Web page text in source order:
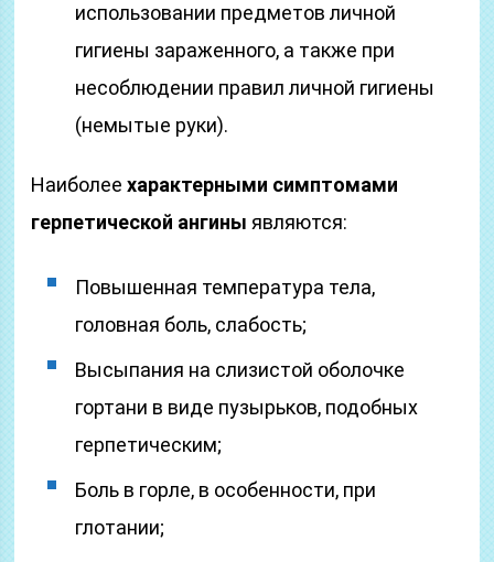
использовании предметов личной
гигиены зараженного, а также при
несоблюдении правил личной гигиены
(немытые руки).
Наиболеехарактерными симптомами
герпетической ангины являются:
Повышенная температура тела,
головная боль, слабость;
Высыпания на слизистой оболочке
гортани в виде пузырьков, подобных
герпетическим;
Боль в горле, в особенности, при
глотании;